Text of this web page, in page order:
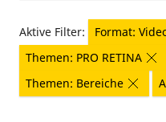
Aktive Filter:
Format:
Themen: PRO RETINA
Themen: Bereiche